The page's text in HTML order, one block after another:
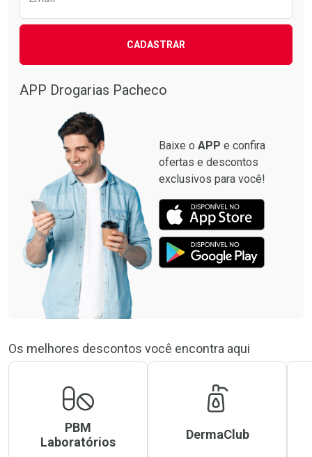
Comprar sem Desconto
Comprar sem Desconto
Por R$ 22,90/cada
CADASTRAR
APP Drogarias Pacheco
Baixe o APP e confira
ofertas e descontos
exclusivos para você!
Os melhores descontos você encontra aqui
PBM
Laboratórios
DermaClub